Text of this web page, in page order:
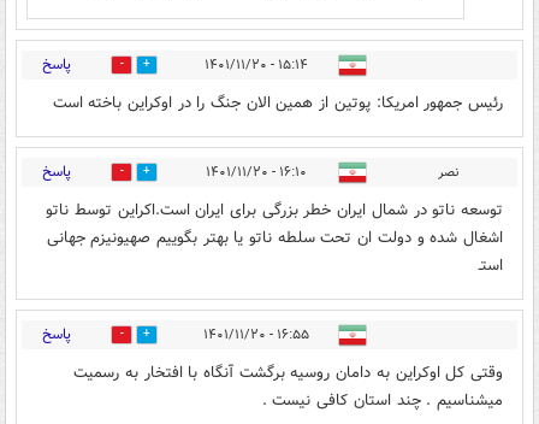
۱۵:۱۴ - ۱۴۰۱/۱۱/۲۰ 2 پاسخ
رئیس جمهور امریکا: پوتین از همین الان جنگ را در اوکراین باخته است
نصر ۱۶:۱۰ - ۱۴۰۱/۱۱/۲۰ 0 پاسخ
توسعه ناتو در شمال ایران خطر بزرگی برای ایران است.اکراین توسط ناتو
اشغال شده و دولت ان تحت سلطه ناتو یا بهتر بگوییم صهیونیزم جهانی
استـ
۱۶:۵۵ - ۱۴۰۱/۱۱/۲۰ 3 پاسخ
وقتی کل اوکراین به دامان روسیه برگشت آنگاه با افتخار به رسمیت
میشناسیم . چند استان کافی نیست .